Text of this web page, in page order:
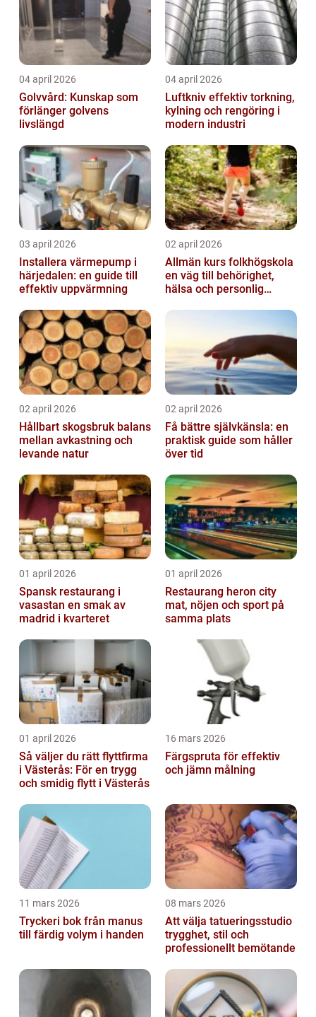
04 april 2026
Golvvård: Kunskap som
förlänger golvens
livslängd
04 april 2026
Luftkniv effektiv torkning,
kylning och rengöring i
modern industri
03 april 2026
Installera värmepump i
härjedalen: en guide till
effektiv uppvärmning
02 april 2026
Allmän kurs folkhögskola
en väg till behörighet,
hälsa och personlig
02 april 2026
Hållbart skogsbruk balans
mellan avkastning och
levande natur
02 april 2026
Få bättre självkänsla: en
praktisk guide som håller
över tid
01 april 2026
Spansk restaurang i
vasastan en smak av
madrid i kvarteret
01 april 2026
Restaurang heron city
mat, nöjen och sport på
samma plats
01 april 2026
Så väljer du rätt flyttfirma
i Västerås: För en trygg
och smidig flytt i Västerås
16 mars 2026
Färgspruta för effektiv
och jämn målning
11 mars 2026
Tryckeri bok från manus
till färdig volym i handen
08 mars 2026
Att välja tatueringsstudio
trygghet, stil och
professionellt bemötande